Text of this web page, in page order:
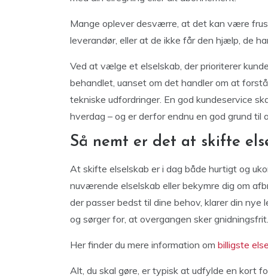
Mange oplever desværre, at det kan være
leverandør, eller at de ikke får den hjælp, de
Ved at vælge et elselskab, der prioriterer
behandlet, uanset om det handler om at
tekniske udfordringer. En god kundeservice
hverdag – og er derfor endnu en god grund
Så nemt er det at skifte
At skifte elselskab er i dag både hurtigt og
nuværende elselskab eller bekymre dig om
der passer bedst til dine behov, klarer din
og sørger for, at overgangen sker gnidningsfrit.
Her finder du mere information om billigste
Alt, du skal gøre, er typisk at udfylde en kort